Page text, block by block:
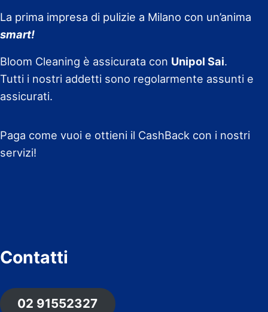
La prima impresa di pulizie a Milano con un’anima
smart!
Bloom Cleaning è assicurata con Unipol Sai.
Tutti i nostri addetti sono regolarmente assunti e
assicurati.
Paga come vuoi e ottieni il CashBack con i nostri
servizi!
Contatti
02 91552327